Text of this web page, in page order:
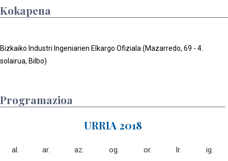
Kokapena
Bizkaiko Industri Ingeniarien Elkargo Ofiziala (Mazarredo, 69 - 4.
solairua, Bilbo)
Programazioa
URRIA 2018
al. ar. az. og. or. lr. ig.